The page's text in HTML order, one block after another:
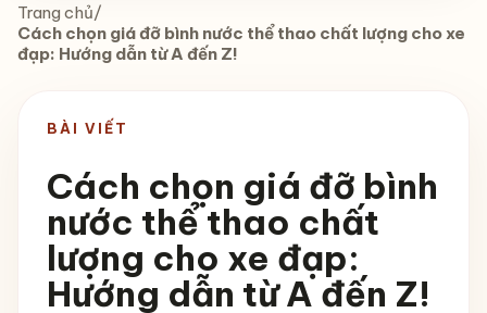
Trang chủ/
Cách chọn giá đỡ bình nước thể thao chất lượng cho xe
đạp: Hướng dẫn từ A đến Z!
BÀI VIẾT
Cách chọn giá đỡ bình
nước thể thao chất
lượng cho xe đạp:
Hướng dẫn từ A đến Z!